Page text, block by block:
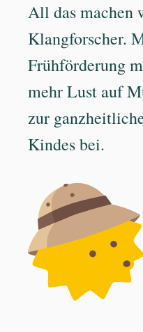
All das machen
Klangforscher.
Frühförderung
mehr Lust auf
zur
Kindes bei.